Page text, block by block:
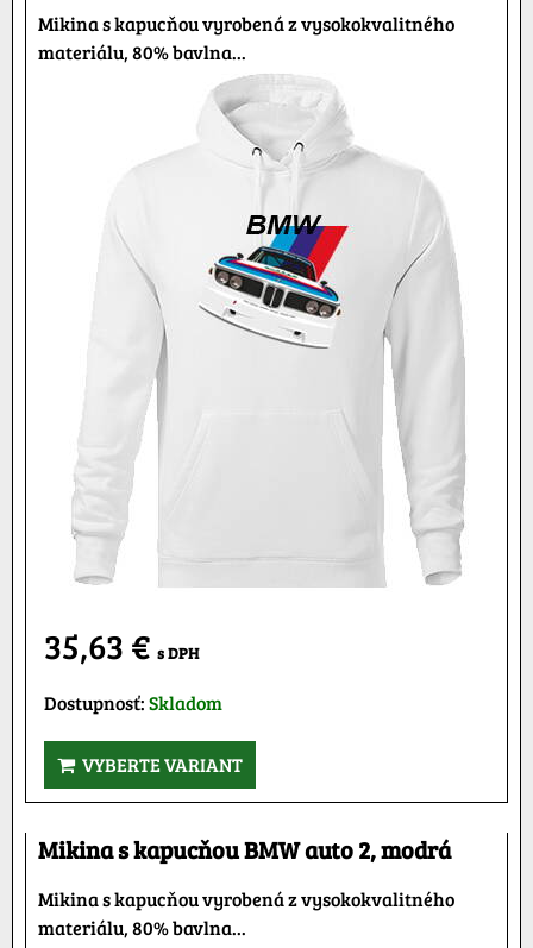
Mikina s kapucňou vyrobená z vysokokvalitného
materiálu, 80% bavlna...
35,63 € s DPH
Dostupnosť:Skladom
VYBERTE VARIANT
Mikina s kapucňou BMW auto 2, modrá
Mikina s kapucňou vyrobená z vysokokvalitného
materiálu, 80% bavlna...